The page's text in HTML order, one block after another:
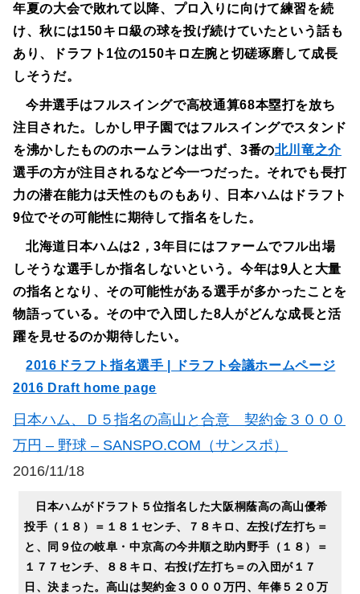
年夏の大会で敗れて以降、プロ入りに向けて練習を続
け、秋には150キロ級の球を投げ続けていたという話も
あり、ドラフト1位の150キロ左腕と切磋琢磨して成長
しそうだ。
今井選手はフルスイングで高校通算68本塁打を放ち
注目された。しかし甲子園ではフルスイングでスタンド
を沸かしたもののホームランは出ず、3番の北川竜之介
選手の方が注目されるなど今一つだった。それでも長打
力の潜在能力は天性のものもあり、日本ハムはドラフト
9位でその可能性に期待して指名をした。
北海道日本ハムは2，3年目にはファームでフル出場
しそうな選手しか指名しないという。今年は9人と大量
の指名となり、その可能性がある選手が多かったことを
物語っている。その中で入団した8人がどんな成長と活
躍を見せるのか期待したい。
2016ドラフト指名選手 | ドラフト会議ホームページ
2016 Draft home page
日本ハム、Ｄ５指名の高山と合意 契約金３０００
万円 – 野球 – SANSPO.COM（サンスポ）
2016/11/18
日本ハムがドラフト５位指名した大阪桐蔭高の高山優希
投手（１８）＝１８１センチ、７８キロ、左投げ左打ち＝
と、同９位の岐阜・中京高の今井順之助内野手（１８）＝
１７７センチ、８８キロ、右投げ左打ち＝の入団が１７
日、決まった。高山は契約金３０００万円、年俸５２０万